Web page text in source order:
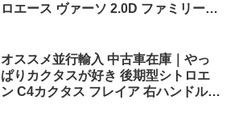
ロエース ヴァーソ 2.0D ファミリー
オススメ並行輸入 中古車在庫｜やっ
ぱりカクタスが好き 後期型シトロエ
ン C4カクタス フレイア 右ハンドル